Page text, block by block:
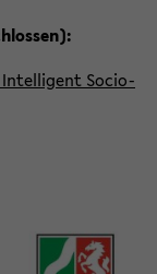
In­tel­li­gent Socio-​